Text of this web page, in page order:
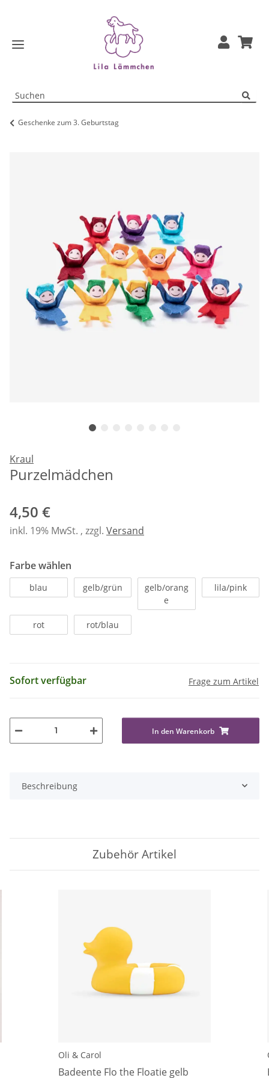
Geschenke zum 3. Geburtstag
Kraul
Purzelmädchen
4,50 €
inkl. 19% MwSt. , zzgl. Versand
Farbe wählen
blau gelb/grün
gelb/orang
e
lila/pink
rot rot/blau
Sofort verfügbar Frage zum Artikel
In den Warenkorb
Beschreibung
Zubehör Artikel
Oli & Carol
Badeente Flo the Floatie gelb